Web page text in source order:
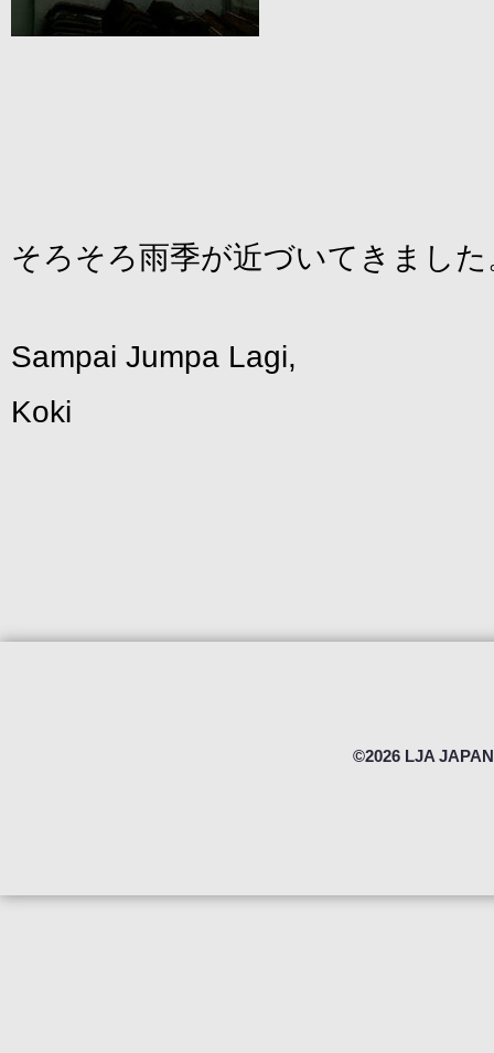
そろそろ雨季が近づいてきまし
Sampai Jumpa Lagi,
Koki
©2026 LJA